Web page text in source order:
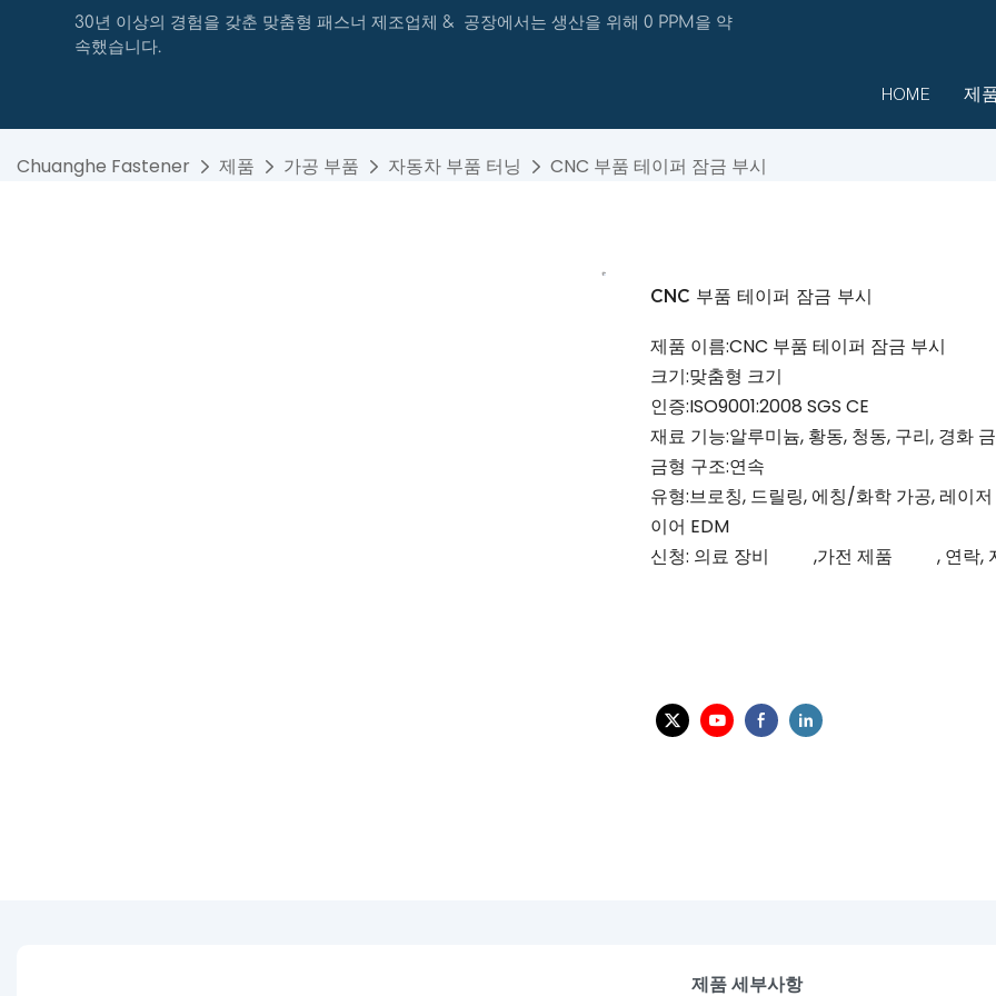
30년 이상의 경험을 갖춘 맞춤형 패스너 제조업체 & 공장에서는 생산을 위해 0 PPM을 약
속했습니다.
HOME 제
Chuanghe Fastener 제품 가공 부품 자동차 부품 터닝 CNC 부품 테이퍼 잠금 부시
CNC 부품 테이퍼 잠금 부시
제품 이름:CNC 부품 테이퍼 잠금 부시
크기:맞춤형 크기
인증:ISO9001:2008 SGS CE
재료 기능:알루미늄, 황동, 청동, 구리, 경화
금형 구조:연속
유형:브로칭, 드릴링, 에칭/화학 가공, 레이
이어 EDM
신청: 의료 장비 ,가전 제품 , 연락,
제품 세부사항